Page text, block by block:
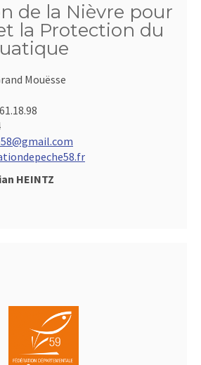
de la Nièvre pour
la Protection du
Mouësse
HEINTZ